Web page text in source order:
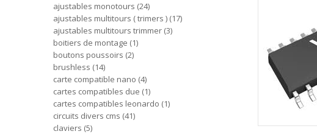
ajustables monotours 24
ajustables multitours ( trimers ) 17
ajustables multitours trimmer 3
boitiers de montage 1
boutons poussoirs 2
brushless 14
carte compatible nano 4
cartes compatibles due 1
cartes compatibles leonardo 1
circuits divers cms 41
claviers 5